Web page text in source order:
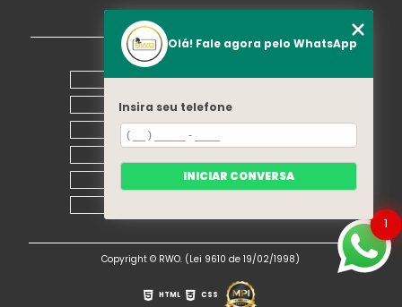
rwomaquinas@uol.com.br
Home
Empresa
Contato
Copyright © RWO. (Lei 9610 de 19/02/1998)
HTML CSS
1
Olá! Fale agora pelo WhatsApp
Insira seu telefone
INICIAR CONVERSA